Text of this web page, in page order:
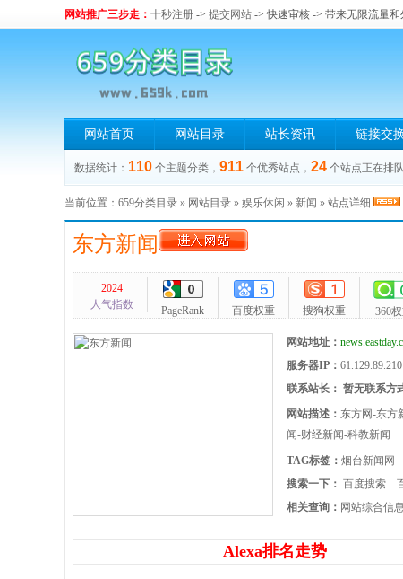
网站推广三步走： 十秒注册 -> 提交网站 -> 快速审核 -> 带来无限流量和
网站首页 网站目录 站长资讯 链接交
数据统计： 110 个主题分类， 911 个优秀站点， 24 个站点正在排
当前位置： 659分类目录 » 网站目录 » 娱乐休闲 » 新闻 » 站点详细
东方新闻
2024
人气指数
PageRank 百度权重 搜狗权重 360
网站地址：
服务器IP： 61.129.89.210
联系站长： 暂无联系方
网站描述： 东方网-东方
闻-财经新闻-科教新闻
TAG标签： 烟台新闻网
搜索一下： 百度搜索
相关查询： 网站综合信
Alexa排名走势